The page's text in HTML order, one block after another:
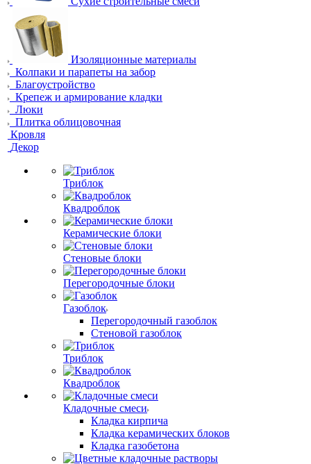
Изоляционные материалы
Колпаки и парапеты на забор
Благоустройство
Крепеж и армирование кладки
Люки
Плитка облицовочная
Кровля
Декор
Триблок
Квадроблок
Керамические блоки
Стеновые блоки
Перегородочные блоки
Газоблок
Перегородочный газоблок
Стеновой газоблок
Триблок
Квадроблок
Кладочные смеси
Кладка кирпича
Кладка керамических блоков
Кладка газобетона